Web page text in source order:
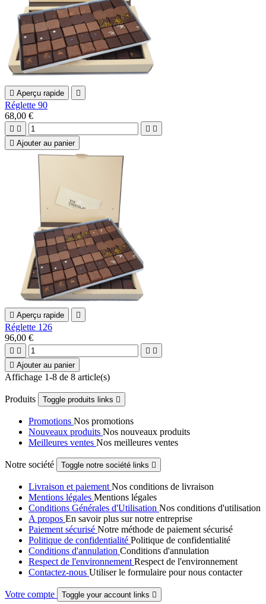
 Aperçu rapide 
Réglette 90
68,00 €
   
 Ajouter au panier
 Aperçu rapide 
Réglette 126
96,00 €
   
 Ajouter au panier
Affichage 1-8 de 8 article(s)
Produits Toggle produits links 
Promotions Nos promotions
Nouveaux produits Nos nouveaux produits
Meilleures ventes Nos meilleures ventes
Notre société Toggle notre société links 
Livraison et paiement Nos conditions de livraison
Mentions légales Mentions légales
Conditions Générales d'Utilisation Nos conditions d'utilisation
A propos En savoir plus sur notre entreprise
Paiement sécurisé Notre méthode de paiement sécurisé
Politique de confidentialité Politique de confidentialité
Conditions d'annulation Conditions d'annulation
Respect de l'environnement Respect de l'environnement
Contactez-nous Utiliser le formulaire pour nous contacter
Votre compte Toggle your account links 